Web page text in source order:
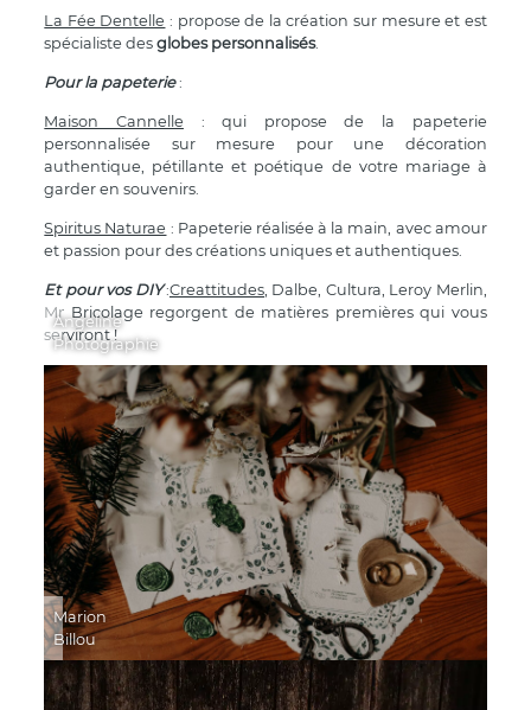
La Fée Dentelle : propose de la création sur mesure et est
spécialiste desglobes personnalisés.
Pour la papeterie :
Maison Cannelle : qui propose de la papeterie
personnalisée sur mesure pour une décoration
authentique, pétillante et poétique de votre mariage à
garder en souvenirs.
Spiritus Naturae : Papeterie réalisée à la main, avec amour
et passion pour des créations uniques et authentiques.
Et pour vos DIY:Creattitudes , Dalbe, Cultura, Leroy Merlin,
Mr Bricolage regorgent de matières premières qui vous
serviront !
Angeline
Photographie
Marion
Billou